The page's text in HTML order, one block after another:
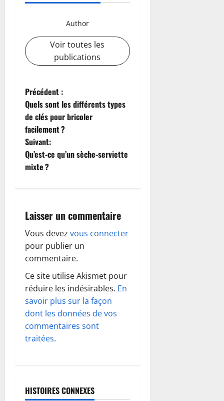
Author
Voir toutes les
publications
N
a
v
i
t
i
o
n
d
’
a
t
Précédent :
Quels sont les différents types
de clés pour bricoler
facilement ?
Suivant:
Qu’est-ce qu’un sèche-serviette
mixte ?
Laisser un commentaire
Vous devez vous connecter
pour publier un
commentaire.
Ce site utilise Akismet pour
réduire les indésirables. En
savoir plus sur la façon
dont les données de vos
commentaires sont
traitées.
HISTOIRES CONNEXES